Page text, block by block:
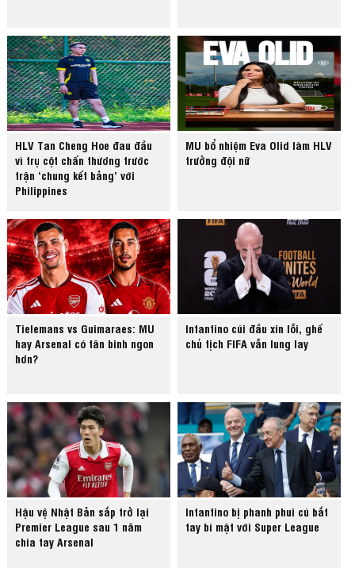
HLV Tan Cheng Hoe đau đầu
vì trụ cột chấn thương trước
trận ‘chung kết bảng’ với
Philippines
MU bổ nhiệm Eva Olid làm HLV
trưởng đội nữ
Tielemans vs Guimaraes: MU
hay Arsenal có tân binh ngon
hơn?
Infantino cúi đầu xin lỗi, ghế
chủ tịch FIFA vẫn lung lay
Hậu vệ Nhật Bản sắp trở lại
Premier League sau 1 năm
chia tay Arsenal
Infantino bị phanh phui cú bắt
tay bí mật với Super League